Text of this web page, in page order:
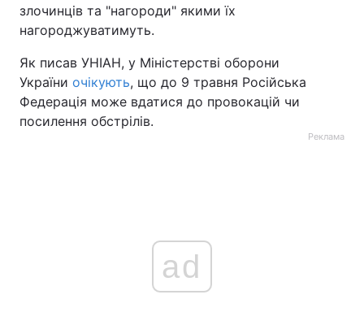
злочинців та "нагороди" якими їх
нагороджуватимуть.
Як писав УНІАН, у Міністерстві оборони
України очікують, що до 9 травня Російська
Федерація може вдатися до провокацій чи
посилення обстрілів.
Реклама
ad